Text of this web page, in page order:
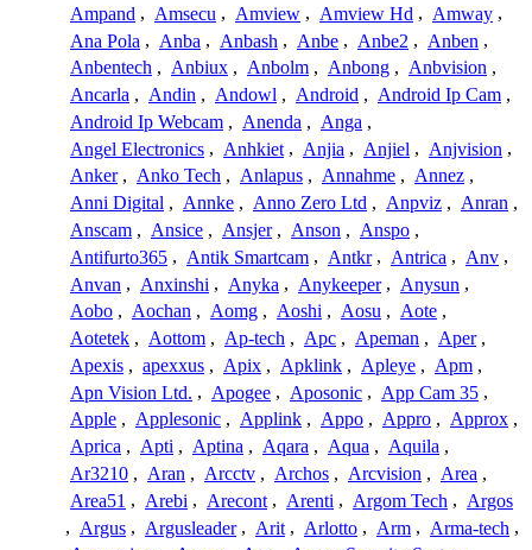
Ampand , Amsecu , Amview , Amview Hd , Amway ,
Ana Pola , Anba , Anbash , Anbe , Anbe2 , Anben ,
Anbentech , Anbiux , Anbolm , Anbong , Anbvision ,
Ancarla , Andin , Andowl , Android , Android Ip Cam ,
Android Ip Webcam , Anenda , Anga ,
Angel Electronics , Anhkiet , Anjia , Anjiel , Anjvision ,
Anker , Anko Tech , Anlapus , Annahme , Annez ,
Anni Digital , Annke , Anno Zero Ltd , Anpviz , Anran ,
Anscam , Ansice , Ansjer , Anson , Anspo ,
Antifurto365 , Antik Smartcam , Antkr , Antrica , Anv ,
Anvan , Anxinshi , Anyka , Anykeeper , Anysun ,
Aobo , Aochan , Aomg , Aoshi , Aosu , Aote ,
Aotetek , Aottom , Ap-tech , Apc , Apeman , Aper ,
Apexis , apexxus , Apix , Apklink , Apleye , Apm ,
Apn Vision Ltd. , Apogee , Aposonic , App Cam 35 ,
Apple , Applesonic , Applink , Appo , Appro , Approx ,
Aprica , Apti , Aptina , Aqara , Aqua , Aquila ,
Ar3210 , Aran , Arcctv , Archos , Arcvision , Area ,
Area51 , Arebi , Arecont , Arenti , Argom Tech , Argos
, Argus , Argusleader , Arit , Arlotto , Arm , Arma-tech ,